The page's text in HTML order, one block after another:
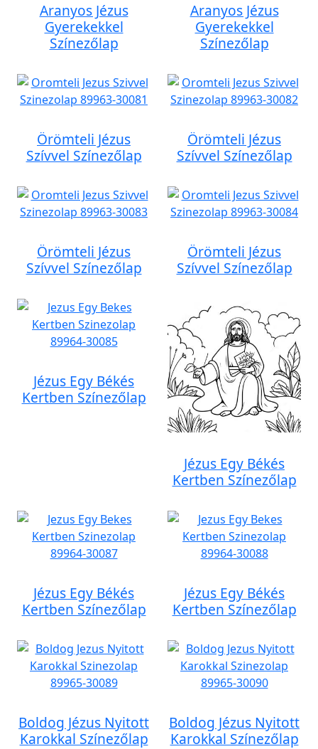
Aranyos Jézus
Gyerekekkel
Színezőlap
Aranyos Jézus
Gyerekekkel
Színezőlap
Örömteli Jézus
Szívvel Színezőlap
Örömteli Jézus
Szívvel Színezőlap
Örömteli Jézus
Szívvel Színezőlap
Örömteli Jézus
Szívvel Színezőlap
Jézus Egy Békés
Kertben Színezőlap
Jézus Egy Békés
Kertben Színezőlap
Jézus Egy Békés
Kertben Színezőlap
Jézus Egy Békés
Kertben Színezőlap
Boldog Jézus Nyitott
Karokkal Színezőlap
Boldog Jézus Nyitott
Karokkal Színezőlap